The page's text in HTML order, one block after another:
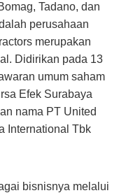
Tadano, dan
perusahaan
merupakan
Didirikan pada 13
umum saham
Efek Surabaya
nama PT United
International Tbk
bisnisnya melalui